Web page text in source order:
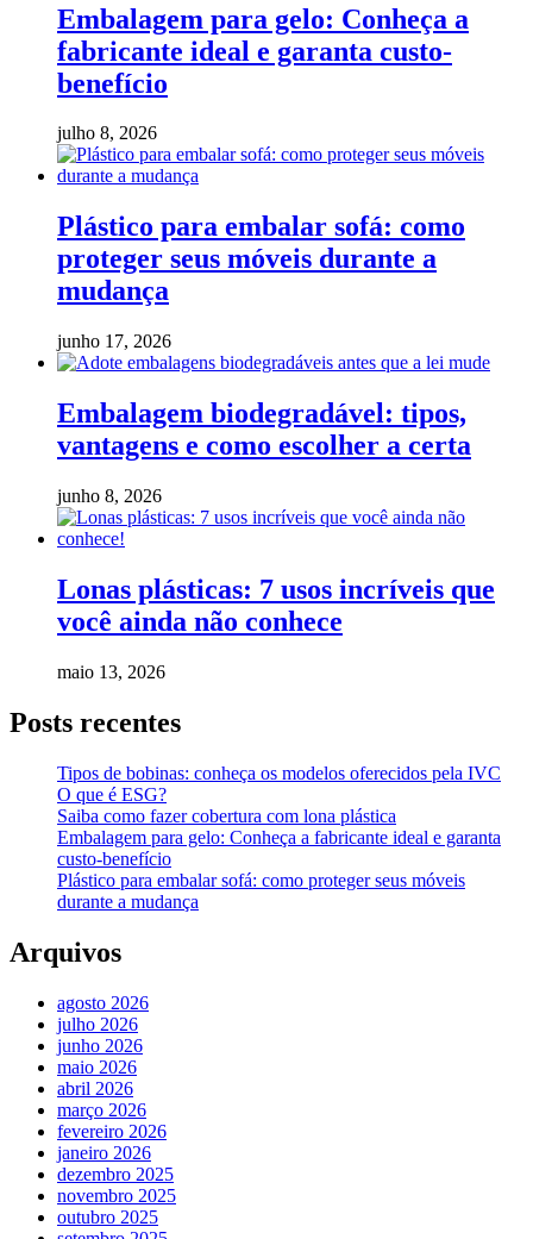
Embalagem para gelo: Conheça a
fabricante ideal e garanta custo-
benefício
julho 8, 2026
Plástico para embalar sofá: como
proteger seus móveis durante a
mudança
junho 17, 2026
Embalagem biodegradável: tipos,
vantagens e como escolher a certa
junho 8, 2026
Lonas plásticas: 7 usos incríveis que
você ainda não conhece
maio 13, 2026
Posts recentes
Tipos de bobinas: conheça os modelos oferecidos pela IVC
O que é ESG?
Saiba como fazer cobertura com lona plástica
Embalagem para gelo: Conheça a fabricante ideal e garanta
custo-benefício
Plástico para embalar sofá: como proteger seus móveis
durante a mudança
Arquivos
agosto 2026
julho 2026
junho 2026
maio 2026
abril 2026
março 2026
fevereiro 2026
janeiro 2026
dezembro 2025
novembro 2025
outubro 2025